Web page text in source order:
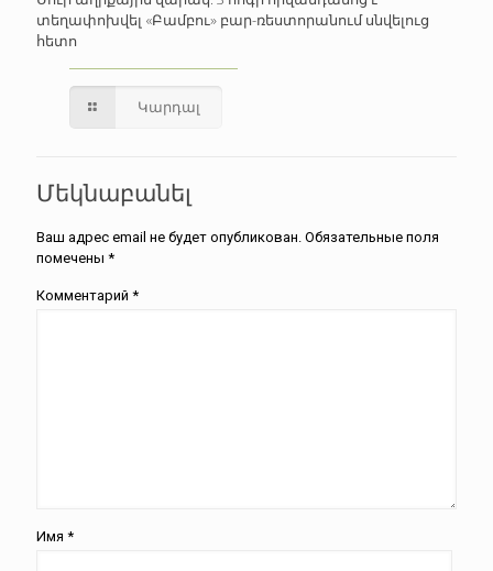
տեղափոխվել «Բամբու» բար-ռեստորանում սնվելուց
հետո
Կարդալ
Մեկնաբանել
Ваш адрес email не будет опубликован. Обязательные поля
помечены *
Комментарий *
Имя *